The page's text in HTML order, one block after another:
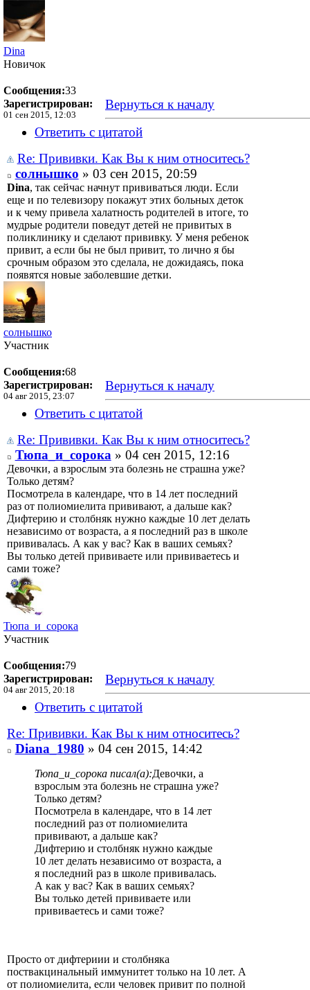
Dina
Новичок
Сообщения:33
Зарегистрирован:
01 сен 2015, 12:03
Вернуться к началу
Ответить с цитатой
Re: Прививки. Как Вы к ним относитесь?
солнышко » 03 сен 2015, 20:59
Dina, так сейчас начнут прививаться люди. Если
еще и по телевизору покажут этих больных деток
и к чему привела халатность родителей в итоге, то
мудрые родители поведут детей не привитых в
поликлинику и сделают прививку. У меня ребенок
привит, а если бы не был привит, то лично я бы
срочным образом это сделала, не дожидаясь, пока
появятся новые заболевшие детки.
солнышко
Участник
Сообщения:68
Зарегистрирован:
04 авг 2015, 23:07
Вернуться к началу
Ответить с цитатой
Re: Прививки. Как Вы к ним относитесь?
Тюпа_и_сорока » 04 сен 2015, 12:16
Девочки, а взрослым эта болезнь не страшна уже?
Только детям?
Посмотрела в календаре, что в 14 лет последний
раз от полиомиелита прививают, а дальше как?
Дифтерию и столбняк нужно каждые 10 лет делать
независимо от возраста, а я последний раз в школе
прививалась. А как у вас? Как в ваших семьях?
Вы только детей прививаете или прививаетесь и
сами тоже?
Тюпа_и_сорока
Участник
Сообщения:79
Зарегистрирован:
04 авг 2015, 20:18
Вернуться к началу
Ответить с цитатой
Re: Прививки. Как Вы к ним относитесь?
Diana_1980 » 04 сен 2015, 14:42
Тюпа_и_сорока писал(а):Девочки, а
взрослым эта болезнь не страшна уже?
Только детям?
Посмотрела в календаре, что в 14 лет
последний раз от полиомиелита
прививают, а дальше как?
Дифтерию и столбняк нужно каждые
10 лет делать независимо от возраста, а
я последний раз в школе прививалась.
А как у вас? Как в ваших семьях?
Вы только детей прививаете или
прививаетесь и сами тоже?
Просто от дифтериии и столбняка
поствакцинальный иммунитет только на 10 лет. А
от полиомиелита, если человек привит по полной